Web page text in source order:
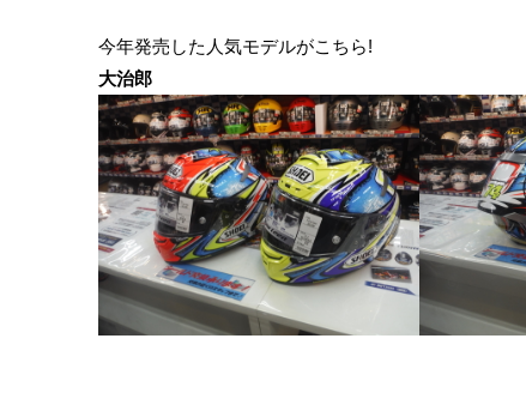
今年発売した人気モデルがこちら!
大治郎